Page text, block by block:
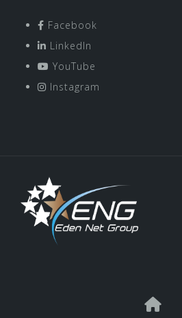
Facebook
LinkedIn
YouTube
Instagram